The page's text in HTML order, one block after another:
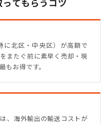
てもらうコツ
に北区・中央区）が高額で
またぐ前に素早く売却・現
もお得です。
、海外輸出の輸送コストが